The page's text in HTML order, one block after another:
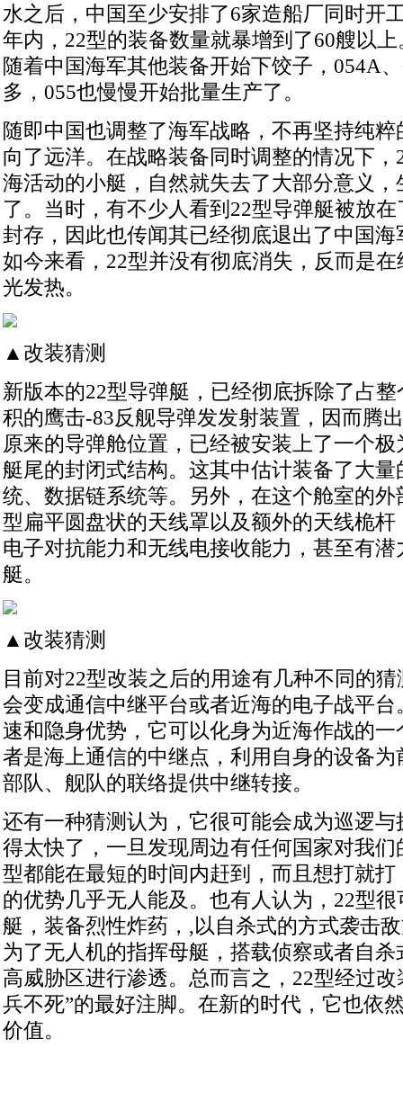
水之后，中国至少安排了6家造船厂同时开
年内，22型的装备数量就暴增到了60艘以
随着中国海军其他装备开始下饺子，054A
多，055也慢慢开始批量生产了。
随即中国也调整了海军战略，不再坚持纯
向了远洋。在战略装备同时调整的情况下
海活动的小艇，自然就失去了大部分意义
了。当时，有不少人看到22型导弹艇被放
封存，因此也传闻其已经彻底退出了中国
如今来看，22型并没有彻底消失，反而是
光发热。
▲改装猜测
新版本的22型导弹艇，已经彻底拆除了占
积的鹰击-83反舰导弹发发射装置，因而腾
原来的导弹舱位置，已经被安装上了一个
艇尾的封闭式结构。这其中估计装备了大
统、数据链系统等。另外，在这个舱室的
型扁平圆盘状的天线罩以及额外的天线桅
电子对抗能力和无线电接收能力，甚至有
艇。
▲改装猜测
目前对22型改装之后的用途有几种不同的
会变成通信中继平台或者近海的电子战平台
速和隐身优势，它可以化身为近海作战的
者是海上通信的中继点，利用自身的设备
部队、舰队的联络提供中继转接。
还有一种猜测认为，它很可能会成为巡逻
得太快了，一旦发现周边有任何国家对我
型都能在最短的时间内赶到，而且想打就
的优势几乎无人能及。也有人认为，22型
艇，装备烈性炸药，,以自杀式的方式袭击
为了无人机的指挥母艇，搭载侦察或者自
高威胁区进行渗透。总而言之，22型经过
兵不死”的最好注脚。在新的时代，它也依
价值。